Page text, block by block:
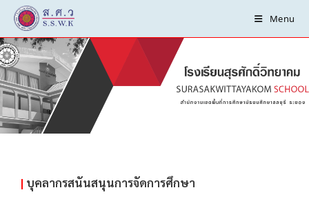
Menu
คณะกรรมการเครือข่ายผู้
| บุคลากรสนันสนุนการจัดการศึกษา